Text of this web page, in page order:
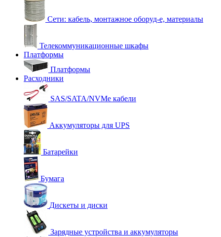
Сети: кабель, монтажное оборуд-е, материалы
Телекоммуникационные шкафы
Платформы
Платформы
Расходники
SAS/SATA/NVMe кабели
Аккумуляторы для UPS
Батарейки
Бумага
Дискеты и диски
Зарядные устройства и аккумуляторы